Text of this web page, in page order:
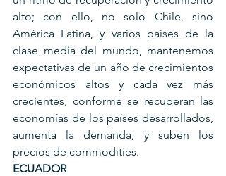
alto; con ello, no solo Chile, sino
América Latina, y varios países de la
clase media del mundo, mantenemos
expectativas de un año de crecimientos
económicos altos y cada vez más
crecientes, conforme se recuperan las
economías de los países desarrollados,
aumenta la demanda, y suben los
precios de commodities.
ECUADOR